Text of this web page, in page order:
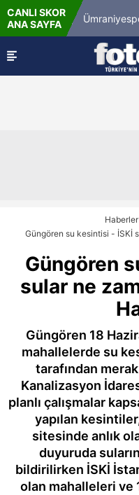
CANLI SKOR
ANA SAYFA
Ümraniyespor
Haberler
Güngören su kesintisi - İSKİ
Güngören
sular ne
Güngören 18
mahallelerde su
tarafından
Kanalizasyon
planlı çalışmalar
yapılan
sitesinde anlık
duyuruda
bildirilirken İSKİ
olan mahalleleri ve